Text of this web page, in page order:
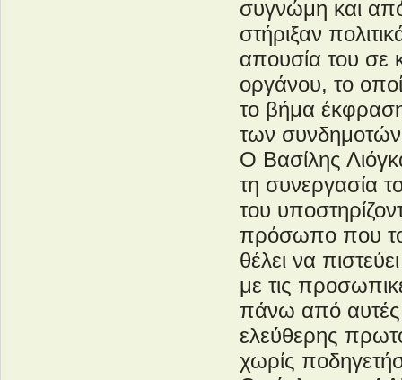
συγνώμη και από
στήριξαν
απουσία του σε
οργάνου, το
το βήμα
των
Ο Βασίλης
τη συνεργασία
του
πρόσωπο που
θέλει να
με τις
πάνω από αυτές.
ελεύθερης
χωρίς